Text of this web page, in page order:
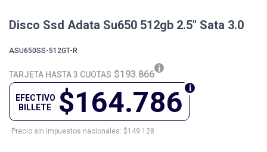
Disco Ssd Adata Su650 512gb 2.5" Sata 3.0
ASU650SS-512GT-R
TARJETA HASTA 3 CUOTAS $193.866
$164.786
EFECTIVO
BILLETE
Precio sin impuestos nacionales: $149.128